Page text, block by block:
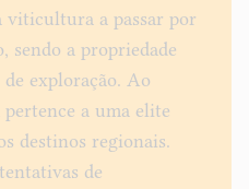
viticultura a passar por
sendo a propriedade
exploração. Ao
a uma elite
destinos regionais.
de